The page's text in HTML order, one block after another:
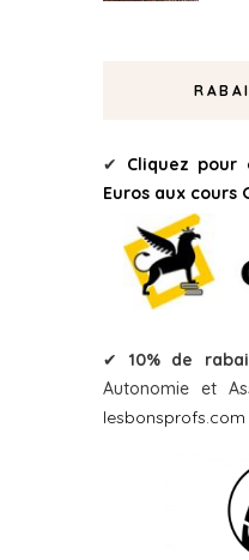
✔ Cliquez
Euros aux cours
✔ 10% de
Autonomie et
lesbonsprofs.com